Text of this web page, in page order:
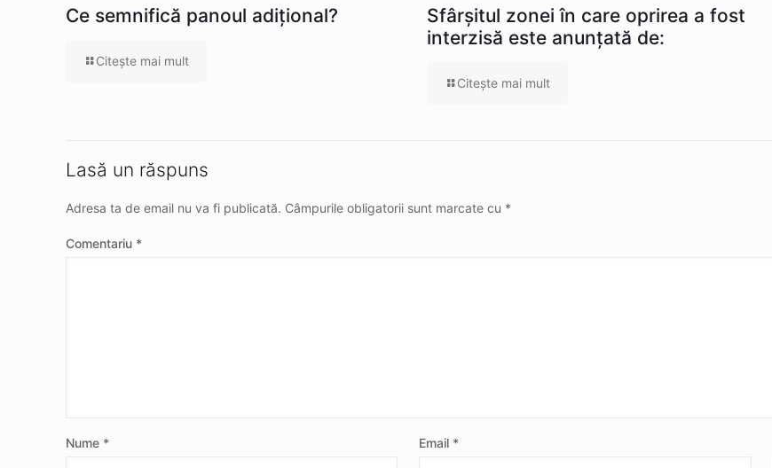
Ce semnifică panoul adițional?
Citeşte mai mult
Sfârșitul zonei în care oprirea a fost
interzisă este anunțată de:
Citeşte mai mult
Lasă un răspuns
Adresa ta de email nu va fi publicată. Câmpurile obligatorii sunt marcate cu *
Comentariu *
Nume * Email *